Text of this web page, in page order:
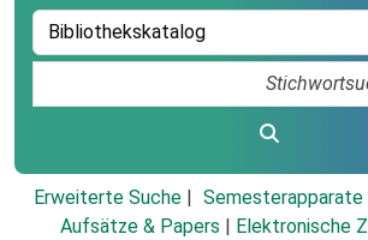
Erweiterte Suche Semesterapparate
Aufsätze & Papers
Elektronische